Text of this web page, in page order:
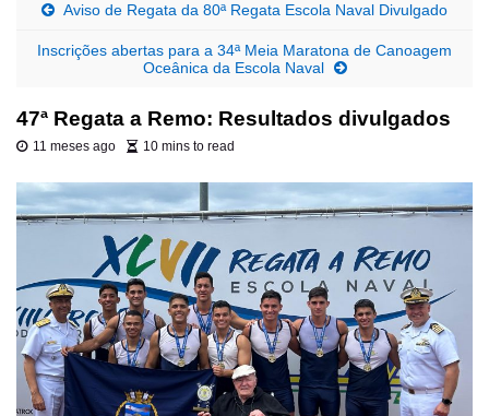
Aviso de Regata da 80ª Regata Escola Naval Divulgado
Inscrições abertas para a 34ª Meia Maratona de Canoagem
Oceânica da Escola Naval
47ª Regata a Remo: Resultados divulgados
11 meses ago 10 mins to read